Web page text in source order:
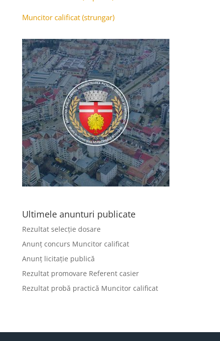
Muncitor calificat (strungar)
Ultimele anunturi publicate
Rezultat selecție dosare
Anunț concurs Muncitor calificat
Anunț licitație publică
Rezultat promovare Referent casier
Rezultat probă practică Muncitor calificat